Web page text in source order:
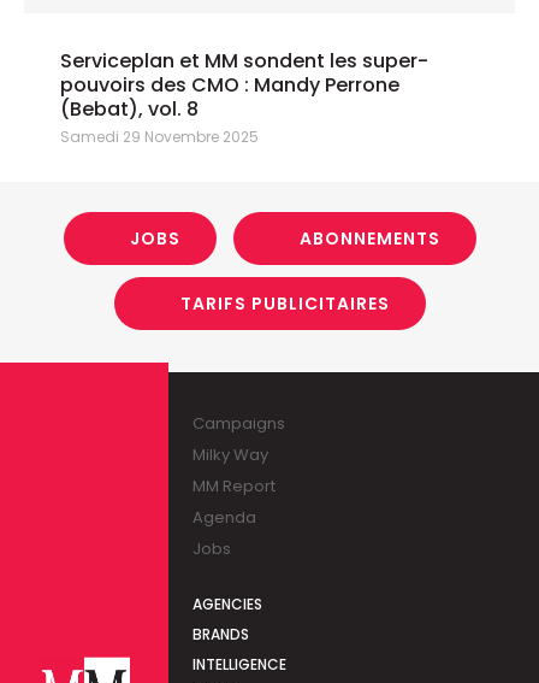
Serviceplan et MM sondent les super-
pouvoirs des CMO : Mandy Perrone
(Bebat), vol. 8
Samedi 29 Novembre 2025
JOBS ABONNEMENTS
TARIFS PUBLICITAIRES
Campaigns
Milky Way
MM Report
Agenda
Jobs
AGENCIES
BRANDS
INTELLIGENCE